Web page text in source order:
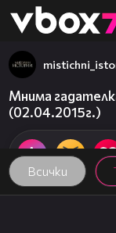
👾
Всички
Мнима
(02.04.2015г.)
21:28